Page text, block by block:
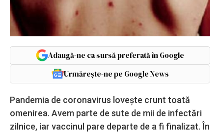
Adaugă-ne ca sursă preferată în Google
Urmărește-ne pe Google News
Pandemia de coronavirus lovește crunt toată
omenirea. Avem parte de sute de mii de infectări
zilnice, iar vaccinul pare departe de a fi finalizat. În